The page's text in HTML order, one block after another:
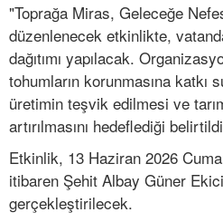
"Toprağa Miras, Geleceğe
düzenlenecek etkinlikte,
dağıtımı yapılacak.
tohumların korunmasına katkı
üretimin teşvik edilmesi ve
artırılmasını hedeflediği
Etkinlik, 13 Haziran 2026
itibaren Şehit Albay Güner Ekici
gerçekleştirilecek.